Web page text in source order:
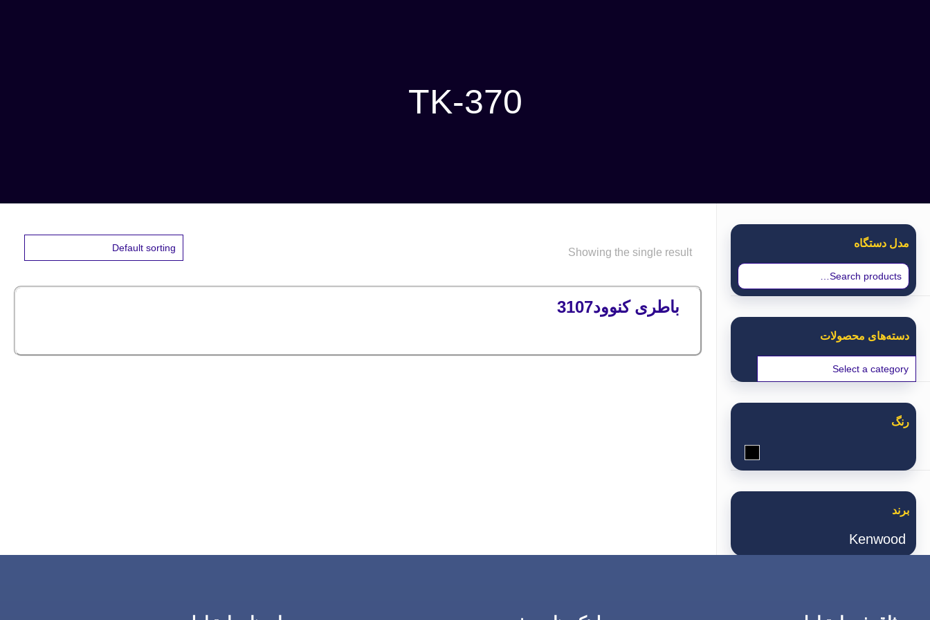
TK-370
Showing the single result
باطری کنوود3107
مدل دستگاه
دسته‌های محصولات
رنگ
برند
Kenwood